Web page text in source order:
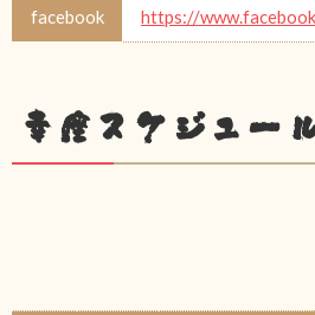
facebook https://
幸座スケジュー